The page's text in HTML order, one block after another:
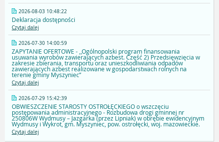
2026-08-03 10:48:22
Deklaracja dostępności
Czytaj dalej
2026-07-30 14:00:59
ZAPYTANIE OFERTOWE - ,,Ogólnopolski program finansowania
usuwania wyrobów zawierających azbest. Część 2) Przedsięwzięcia w
zakresie zbierania, transportu oraz unieszkodliwiania odpadów
zawierających azbest realizowane w gospodarstwach rolnych na
terenie gminy Myszyniec’’
Czytaj dalej
2026-07-29 15:42:39
OBWIESZCZENIE STAROSTY OSTROŁĘCKIEGO o wszczęciu
postępowania administracyjnego - Rozbudowa drogi gminnej nr
250806W Wydmusy – Jazgarka (przez Lipniak) w obrębie ewidencyjnym
Wydmusy i Wykrot, gm. Myszyniec, pow. ostrołęcki, woj. mazowieckie.
Czytaj dalej